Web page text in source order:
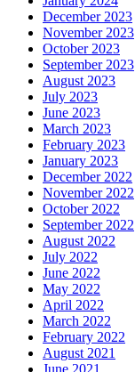
December 2023
November 2023
October 2023
September 2023
August 2023
July 2023
June 2023
March 2023
February 2023
January 2023
December 2022
November 2022
October 2022
September 2022
August 2022
July 2022
June 2022
May 2022
April 2022
March 2022
February 2022
August 2021